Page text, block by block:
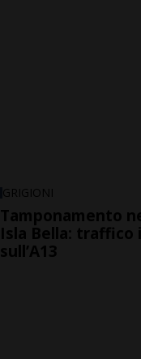
GRIGIONI
Tamponamento
Isla Bella: traffico
sull’A13